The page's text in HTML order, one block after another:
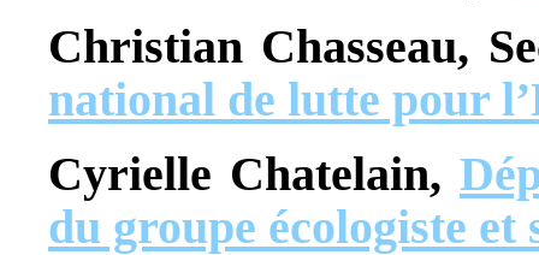
Christian Chasseau,
national de lutte pour
Cyrielle Chatelain,
du groupe écologiste et